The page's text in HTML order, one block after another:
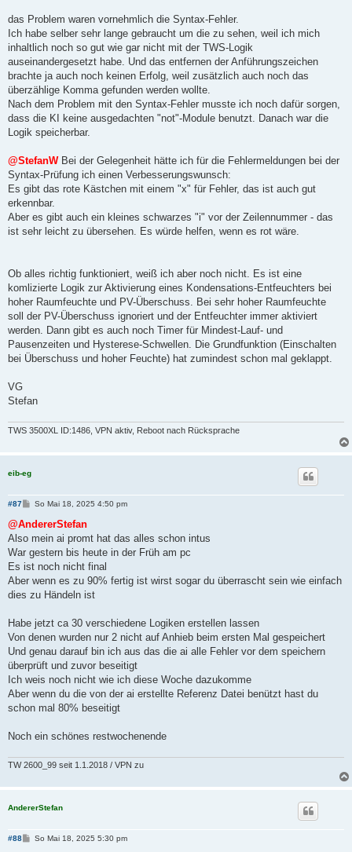
a
das Problem waren vornehmlich die Syntax-Fehler.
Ich habe selber sehr lange gebraucht um die zu sehen, weil ich mich
inhaltlich noch so gut wie gar nicht mit der TWS-Logik
auseinandergesetzt habe. Und das entfernen der Anführungszeichen
brachte ja auch noch keinen Erfolg, weil zusätzlich auch noch das
überzählige Komma gefunden werden wollte.
Nach dem Problem mit den Syntax-Fehler musste ich noch dafür sorgen,
dass die KI keine ausgedachten "not"-Module benutzt. Danach war die
Logik speicherbar.
@StefanWBei der Gelegenheit hätte ich für die Fehlermeldungen bei der
Syntax-Prüfung ich einen Verbesserungswunsch:
Es gibt das rote Kästchen mit einem "x" für Fehler, das ist auch gut
erkennbar.
Aber es gibt auch ein kleines schwarzes "i" vor der Zeilennummer - das
ist sehr leicht zu übersehen. Es würde helfen, wenn es rot wäre.
Ob alles richtig funktioniert, weiß ich aber noch nicht. Es ist eine
komlizierte Logik zur Aktivierung eines Kondensations-Entfeuchters bei
hoher Raumfeuchte und PV-Überschuss. Bei sehr hoher Raumfeuchte
soll der PV-Überschuss ignoriert und der Entfeuchter immer aktiviert
werden. Dann gibt es auch noch Timer für Mindest-Lauf- und
Pausenzeiten und Hysterese-Schwellen. Die Grundfunktion (Einschalten
bei Überschuss und hoher Feuchte) hat zumindest schon mal geklappt.
VG
Stefan
TWS 3500XL ID:1486, VPN aktiv, Reboot nach Rücksprache
eib-eg
#87
B
i
r
a
g
So Mai 18, 2025 4:50 pm
@AndererStefan
Also mein ai promt hat das alles schon intus
War gestern bis heute in der Früh am pc
Es ist noch nicht final
Aber wenn es zu 90% fertig ist wirst sogar du überrascht sein wie einfach
dies zu Händeln ist
Habe jetzt ca 30 verschiedene Logiken erstellen lassen
Von denen wurden nur 2 nicht auf Anhieb beim ersten Mal gespeichert
Und genau darauf bin ich aus das die ai alle Fehler vor dem speichern
überprüft und zuvor beseitigt
Ich weis noch nicht wie ich diese Woche dazukomme
Aber wenn du die von der ai erstellte Referenz Datei benützt hast du
schon mal 80% beseitigt
Noch ein schönes restwochenende
TW 2600_99 seit 1.1.2018 / VPN zu
AndererStefan
#88
BSo Mai 18, 2025 5:30 pm